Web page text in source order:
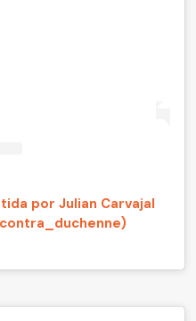
por Julian Carvajal